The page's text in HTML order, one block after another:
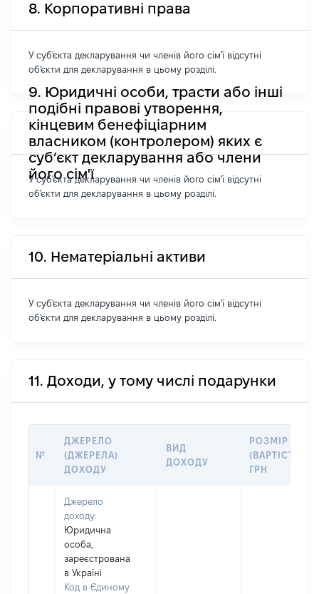
8. Корпоративні права
У суб'єкта декларування чи членів його сім'ї відсутні
об'єкти для декларування в цьому розділі.
9. Юридичні особи, трасти або інші
подібні правові утворення,
кінцевим бенефіціарним
власником (контролером) яких є
суб’єкт декларування або члени
його сім'ї
У суб'єкта декларування чи членів його сім'ї відсутні
об'єкти для декларування в цьому розділі.
10. Нематеріальні активи
У суб'єкта декларування чи членів його сім'ї відсутні
об'єкти для декларування в цьому розділі.
11. Доходи, у тому числі подарунки
№
ДЖЕРЕЛО
(ДЖЕРЕЛА)
ДОХОДУ
ВИД
ДОХОДУ
РОЗМІР
(ВАРТІСТЬ),
ГРН
Джерело
доходу:
Юридична
особа,
зареєстрована
в Україні
Код в Єдиному